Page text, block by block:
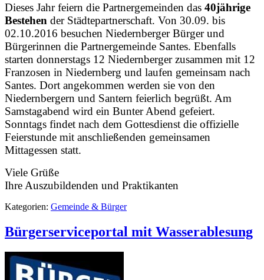
Dieses Jahr feiern die Partnergemeinden das 40jährige
Bestehen der Städtepartnerschaft. Von 30.09. bis
02.10.2016 besuchen Niedernberger Bürger und
Bürgerinnen die Partnergemeinde Santes. Ebenfalls
starten donnerstags 12 Niedernberger zusammen mit 12
Franzosen in Niedernberg und laufen gemeinsam nach
Santes. Dort angekommen werden sie von den
Niedernbergern und Santern feierlich begrüßt. Am
Samstagabend wird ein Bunter Abend gefeiert.
Sonntags findet nach dem Gottesdienst die offizielle
Feierstunde mit anschließenden gemeinsamen
Mittagessen statt.
Viele Grüße
Ihre Auszubildenden und Praktikanten
Kategorien: Gemeinde & Bürger
Bürgerserviceportal mit Wasserablesung